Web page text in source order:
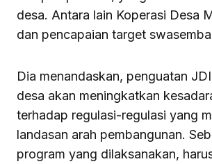
desa. Antara lain Koperasi Desa
dan pencapaian target
Dia menandaskan, penguatan
desa akan meningkatkan
terhadap regulasi-regulasi yang
landasan arah pembangunan.
program yang dilaksanakan,